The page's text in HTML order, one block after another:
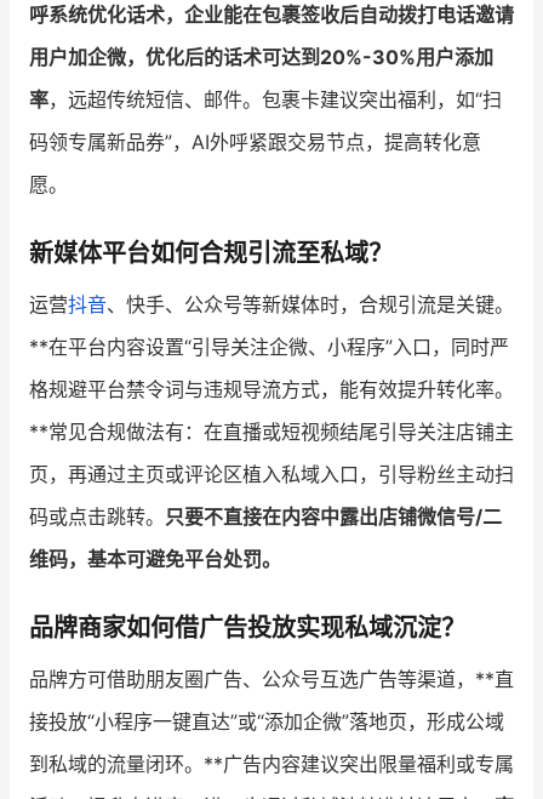
呼系统优化话术，企业能在包裹签收后自动拨打电话邀请
用户加企微，优化后的话术可达到20%-30%用户添加
率，远超传统短信、邮件。包裹卡建议突出福利，如“扫
码领专属新品券”，AI外呼紧跟交易节点，提高转化意
愿。
新媒体平台如何合规引流至私域？
运营抖音、快手、公众号等新媒体时，合规引流是关键。
**在平台内容设置“引导关注企微、小程序”入口，同时严
格规避平台禁令词与违规导流方式，能有效提升转化率。
**常见合规做法有：在直播或短视频结尾引导关注店铺主
页，再通过主页或评论区植入私域入口，引导粉丝主动扫
码或点击跳转。 只要不直接在内容中露出店铺微信号/二
维码，基本可避免平台处罚。
品牌商家如何借广告投放实现私域沉淀？
品牌方可借助朋友圈广告、公众号互选广告等渠道，**直
接投放“小程序一键直达”或“添加企微”落地页，形成公域
到私域的流量闭环。**广告内容建议突出限量福利或专属